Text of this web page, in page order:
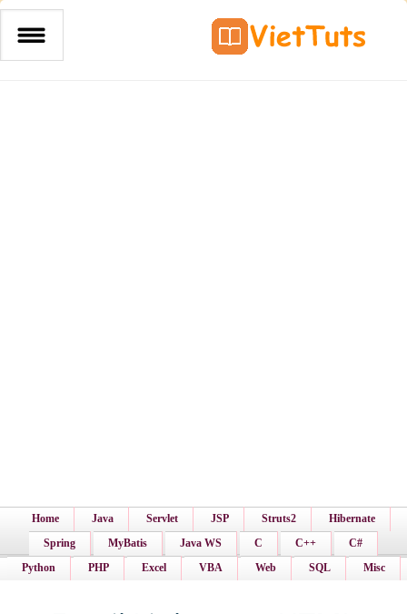
Home Java Servlet JSP Struts2
Hibernate
Spring
MyBatis Java WS C C++
C#
Python
PHP Excel VBA Web SQL Misc